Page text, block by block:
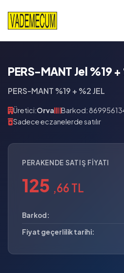
PERS-MANT Jel %19
PERS-MANT %19 + %2 JEL
Üretici:Orva
Barkod:
Sadece eczanelerde satılır
PERAKENDE SATIŞ FIYATI
125 ,66 TL
Barkod:
Fiyat geçerlilik tarihi: